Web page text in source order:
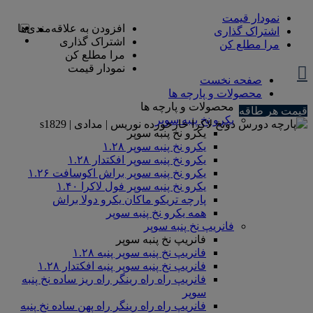
نمودار قیمت
اشتراک گذاری
مرا مطلع کن
صفحه نخست
محصولات و پارچه ها
محصولات و پارچه ها
یکرو نخ پنبه سوپر
یکرو نخ پنبه سوپر
یکرو نخ پنبه سوپر ۱.۲۸
یکرو نخ پنبه سوپر افکتدار ۱.۲۸
یکرو نخ پنبه سوپر براش اکوسافت ۱.۲۶
یکرو نخ پنبه سوپر فول لاکرا ۱.۴۰
پارچه تریکو ماکان یکرو دولا براش
همه یکرو نخ پنبه سوپر
فانریپ نخ پنبه سوپر
فانریپ نخ پنبه سوپر
فانریپ نخ پنبه سوپر پنبه ۱.۲۸
فانریپ نخ پنبه سوپر پنبه افکتدار ۱.۲۸
فانریپ راه راه رینگر راه ریز ساده نخ پنبه
سوپر
فانریپ راه راه رینگر راه پهن ساده نخ پنبه
قیمت هر طاقه
افزودن به علاقه‌مندی‌ها
اشتراک گذاری
مرا مطلع کن
نمودار قیمت